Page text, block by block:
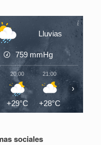
Lluvias
759 mmHg
20:00
+29°C
21:00
+28°C
›
sociales